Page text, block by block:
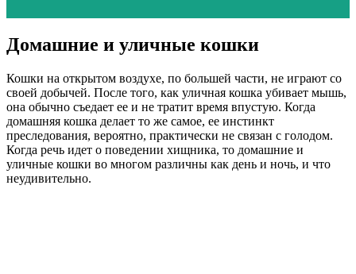
Домашние и уличные кошки
Кошки на открытом воздухе, по большей части, не играют со
своей добычей. После того, как уличная кошка убивает мышь,
она обычно съедает ее и не тратит время впустую. Когда
домашняя кошка делает то же самое, ее инстинкт
преследования, вероятно, практически не связан с голодом.
Когда речь идет о поведении хищника, то домашние и
уличные кошки во многом различны как день и ночь, и что
неудивительно.